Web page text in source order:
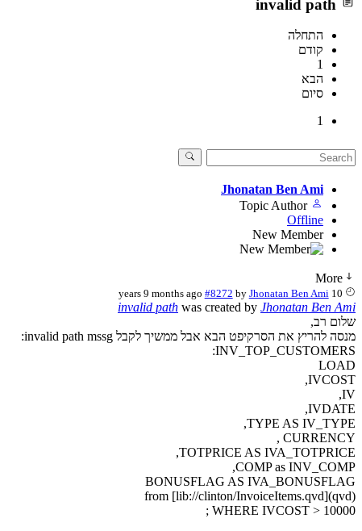
התחלה
קודם
1
הבא
סיום
1
Jhonatan Ben Ami
Topic Author
Offline
New Member
More
10 years 9 months ago
#8272 by Jhonatan Ben Ami
invalid path was created by Jhonatan Ben Ami
שלום רב,
מנסה להריץ את הסרקיפט הבא אבל ממשיך לקבל invalid path mssg:
INV_TOP_CUSTOMERS:
LOAD
IVCOST,
IV,
IVDATE,
TYPE AS IV_TYPE,
CURRENCY ,
TOTPRICE AS IVA_TOTPRICE,
COMP as INV_COMP,
BONUSFLAG AS IVA_BONUSFLAG
from [lib://clinton/InvoiceItems.qvd](qvd)
WHERE IVCOST > 10000 ;